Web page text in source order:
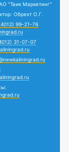
"Твик Маркетинг"
Обрехт О.Г.
99-21-76
31-07-07